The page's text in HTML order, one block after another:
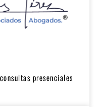
presenciales